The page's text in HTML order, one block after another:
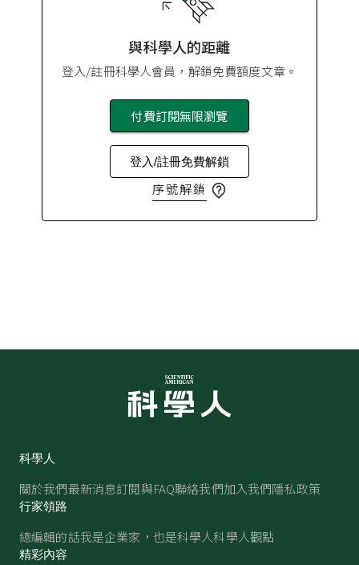
與科學人的距離
登入/註冊科學人會員，解鎖免費額度文章。
付費訂閱無限瀏覽
登入/註冊免費解鎖
序號解鎖
科學人
關於我們最新消息訂閱與FAQ聯絡我們加入我們隱私政策
行家領路
總編輯的話我是企業家，也是科學人科學人觀點
精彩內容